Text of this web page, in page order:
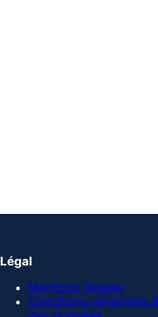
Légal
Mentions légales
Conditions générales